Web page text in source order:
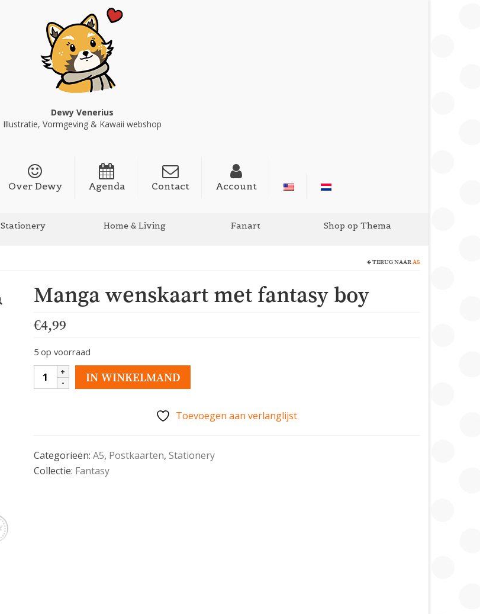
Dewy Venerius
Illustratie, Vormgeving & Kawaii webshop
Over Dewy Agenda Contact Account
Stationery Home & Living Fanart Shop op Thema
TERUG NAAR A5
Manga wenskaart met fantasy boy
€4,99
5 op voorraad
Manga
wenskaart
aantal
IN WINKELMAND
Toevoegen aan verlanglijst
Categorieën: A5, Postkaarten, Stationery
Collectie: Fantasy